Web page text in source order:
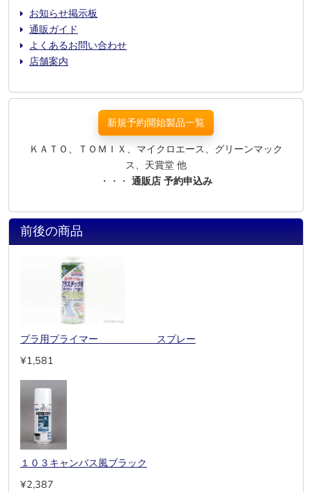
お知らせ掲示板
通販ガイド
よくあるお問い合わせ
店舗案内
新規予約開始製品一覧
ＫＡＴＯ、ＴＯＭＩＸ、マイクロエース、グリーンマック
ス、天賞堂 他
・・・ 通販店 予約申込み
前後の商品
プラ用プライマー スプレー
¥1,581
１０３キャンバス風ブラック
¥2,387